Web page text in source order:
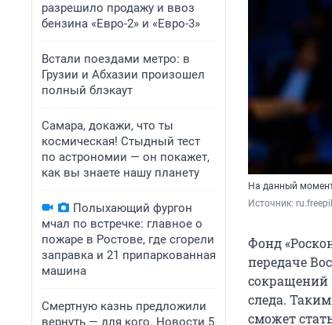
разрешило продажу и ввоз
бензина «Евро-2» и «Евро-3»
Встали поездами метро: в
Грузии и Абхазии произошел
полный блэкаут
Самара, докажи, что ты
космическая! Стыдный тест
по астрономии — он покажет,
как вы знаете нашу планету
Полыхающий фургон
мчал по встречке: главное о
пожаре в Ростове, где сгорели
заправка и 21 припаркованная
машина
Смертную казнь предложили
вернуть — для кого. Новости 5
На данный
Источник:
Фонд
передаче
сокращений
следа.
сможет